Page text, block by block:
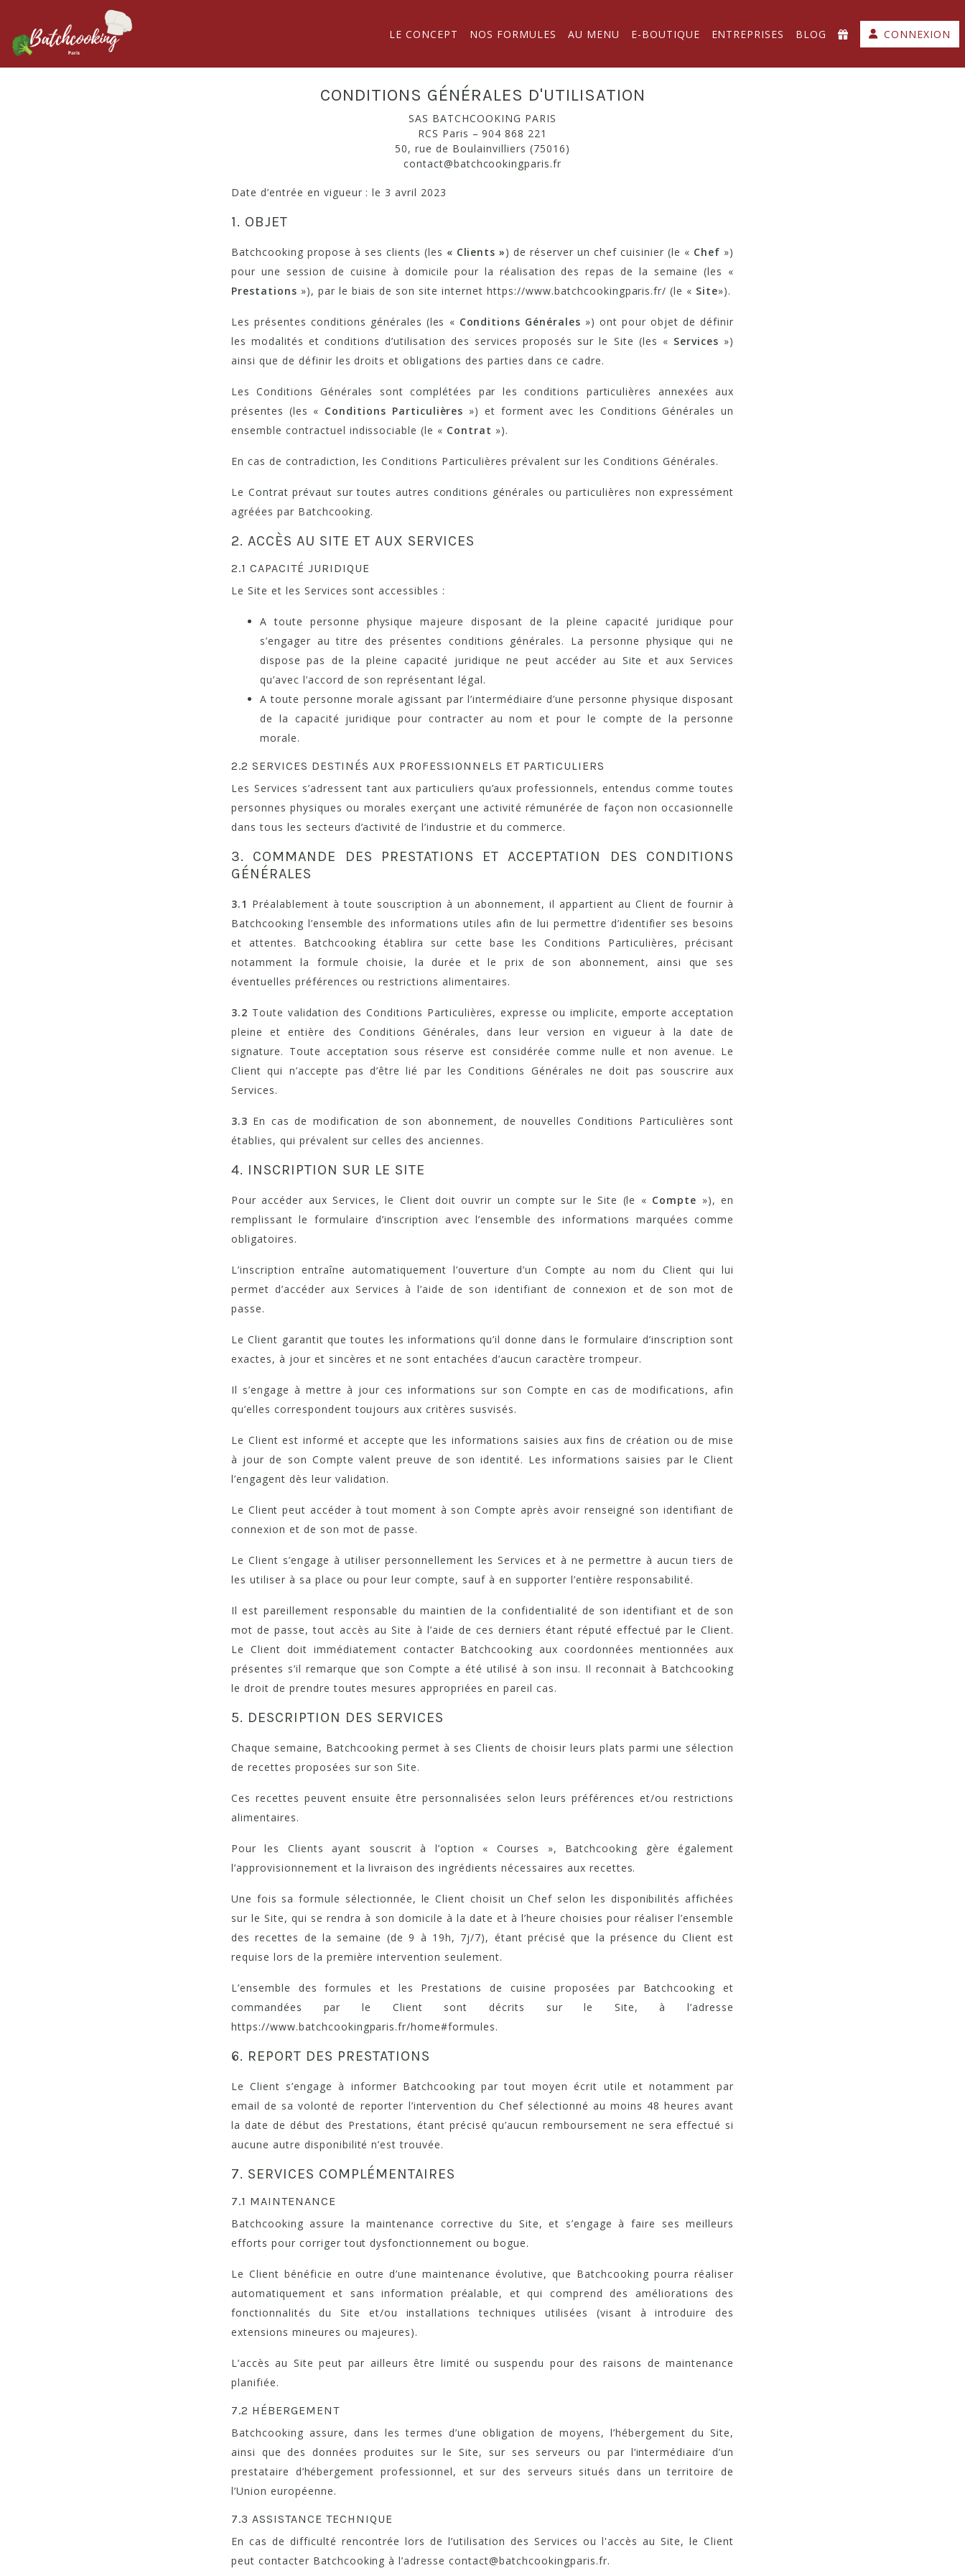
LE CONCEPT NOS FORMULES AU MENU E-BOUTIQUE ENTREPRISES BLOG CONNEXION
CONDITIONS GÉNÉRALES D'UTILISATION
SAS BATCHCOOKING PARIS
RCS Paris – 904 868 221
50, rue de Boulainvilliers (75016)
contact@batchcookingparis.fr
Date d’entrée en vigueur : le 3 avril 2023
1. OBJET
Batchcooking propose à ses clients (les « Clients ») de réserver un chef cuisinier (le « Chef »)
pour une session de cuisine à domicile pour la réalisation des repas de la semaine (les «
Prestations »), par le biais de son site internet https://www.batchcookingparis.fr/ (le « Site»).
Les présentes conditions générales (les « Conditions Générales ») ont pour objet de définir
les modalités et conditions d’utilisation des services proposés sur le Site (les « Services »)
ainsi que de définir les droits et obligations des parties dans ce cadre.
Les Conditions Générales sont complétées par les conditions particulières annexées aux
présentes (les « Conditions Particulières ») et forment avec les Conditions Générales un
ensemble contractuel indissociable (le « Contrat »).
En cas de contradiction, les Conditions Particulières prévalent sur les Conditions Générales.
Le Contrat prévaut sur toutes autres conditions générales ou particulières non expressément
agréées par Batchcooking.
2. ACCÈS AU SITE ET AUX SERVICES
2.1 CAPACITÉ JURIDIQUE
Le Site et les Services sont accessibles :
A toute personne physique majeure disposant de la pleine capacité juridique pour
s’engager au titre des présentes conditions générales. La personne physique qui ne
dispose pas de la pleine capacité juridique ne peut accéder au Site et aux Services
qu’avec l’accord de son représentant légal.
A toute personne morale agissant par l’intermédiaire d’une personne physique disposant
de la capacité juridique pour contracter au nom et pour le compte de la personne
morale.
2.2 SERVICES DESTINÉS AUX PROFESSIONNELS ET PARTICULIERS
Les Services s’adressent tant aux particuliers qu’aux professionnels, entendus comme toutes
personnes physiques ou morales exerçant une activité rémunérée de façon non occasionnelle
dans tous les secteurs d’activité de l’industrie et du commerce.
3. COMMANDE DES PRESTATIONS ET ACCEPTATION DES CONDITIONS
GÉNÉRALES
3.1 Préalablement à toute souscription à un abonnement, il appartient au Client de fournir à
Batchcooking l’ensemble des informations utiles afin de lui permettre d’identifier ses besoins
et attentes. Batchcooking établira sur cette base les Conditions Particulières, précisant
notamment la formule choisie, la durée et le prix de son abonnement, ainsi que ses
éventuelles préférences ou restrictions alimentaires.
3.2 Toute validation des Conditions Particulières, expresse ou implicite, emporte acceptation
pleine et entière des Conditions Générales, dans leur version en vigueur à la date de
signature. Toute acceptation sous réserve est considérée comme nulle et non avenue. Le
Client qui n’accepte pas d’être lié par les Conditions Générales ne doit pas souscrire aux
Services.
3.3 En cas de modification de son abonnement, de nouvelles Conditions Particulières sont
établies, qui prévalent sur celles des anciennes.
4. INSCRIPTION SUR LE SITE
Pour accéder aux Services, le Client doit ouvrir un compte sur le Site (le « Compte »), en
remplissant le formulaire d’inscription avec l’ensemble des informations marquées comme
obligatoires.
L’inscription entraîne automatiquement l’ouverture d’un Compte au nom du Client qui lui
permet d’accéder aux Services à l’aide de son identifiant de connexion et de son mot de
passe.
Le Client garantit que toutes les informations qu’il donne dans le formulaire d’inscription sont
exactes, à jour et sincères et ne sont entachées d’aucun caractère trompeur.
Il s’engage à mettre à jour ces informations sur son Compte en cas de modifications, afin
qu’elles correspondent toujours aux critères susvisés.
Le Client est informé et accepte que les informations saisies aux fins de création ou de mise
à jour de son Compte valent preuve de son identité. Les informations saisies par le Client
l’engagent dès leur validation.
Le Client peut accéder à tout moment à son Compte après avoir renseigné son identifiant de
connexion et de son mot de passe.
Le Client s’engage à utiliser personnellement les Services et à ne permettre à aucun tiers de
les utiliser à sa place ou pour leur compte, sauf à en supporter l’entière responsabilité.
Il est pareillement responsable du maintien de la confidentialité de son identifiant et de son
mot de passe, tout accès au Site à l’aide de ces derniers étant réputé effectué par le Client.
Le Client doit immédiatement contacter Batchcooking aux coordonnées mentionnées aux
présentes s’il remarque que son Compte a été utilisé à son insu. Il reconnait à Batchcooking
le droit de prendre toutes mesures appropriées en pareil cas.
5. DESCRIPTION DES SERVICES
Chaque semaine, Batchcooking permet à ses Clients de choisir leurs plats parmi une sélection
de recettes proposées sur son Site.
Ces recettes peuvent ensuite être personnalisées selon leurs préférences et/ou restrictions
alimentaires.
Pour les Clients ayant souscrit à l’option « Courses », Batchcooking gère également
l’approvisionnement et la livraison des ingrédients nécessaires aux recettes.
Une fois sa formule sélectionnée, le Client choisit un Chef selon les disponibilités affichées
sur le Site, qui se rendra à son domicile à la date et à l’heure choisies pour réaliser l’ensemble
des recettes de la semaine (de 9 à 19h, 7j/7), étant précisé que la présence du Client est
requise lors de la première intervention seulement.
L’ensemble des formules et les Prestations de cuisine proposées par Batchcooking et
commandées par le Client sont décrits sur le Site, à l’adresse
https://www.batchcookingparis.fr/home#formules.
6. REPORT DES PRESTATIONS
Le Client s’engage à informer Batchcooking par tout moyen écrit utile et notamment par
email de sa volonté de reporter l’intervention du Chef sélectionné au moins 48 heures avant
la date de début des Prestations, étant précisé qu’aucun remboursement ne sera effectué si
aucune autre disponibilité n’est trouvée.
7. SERVICES COMPLÉMENTAIRES
7.1 MAINTENANCE
Batchcooking assure la maintenance corrective du Site, et s’engage à faire ses meilleurs
efforts pour corriger tout dysfonctionnement ou bogue.
Le Client bénéficie en outre d’une maintenance évolutive, que Batchcooking pourra réaliser
automatiquement et sans information préalable, et qui comprend des améliorations des
fonctionnalités du Site et/ou installations techniques utilisées (visant à introduire des
extensions mineures ou majeures).
L’accès au Site peut par ailleurs être limité ou suspendu pour des raisons de maintenance
planifiée.
7.2 HÉBERGEMENT
Batchcooking assure, dans les termes d’une obligation de moyens, l’hébergement du Site,
ainsi que des données produites sur le Site, sur ses serveurs ou par l’intermédiaire d’un
prestataire d’hébergement professionnel, et sur des serveurs situés dans un territoire de
l’Union européenne.
7.3 ASSISTANCE TECHNIQUE
En cas de difficulté rencontrée lors de l’utilisation des Services ou l'accès au Site, le Client
peut contacter Batchcooking à l’adresse contact@batchcookingparis.fr.